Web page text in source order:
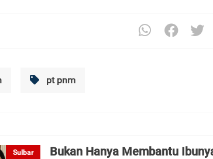
pt pnm
Sulbar
Bukan Hanya Membantu